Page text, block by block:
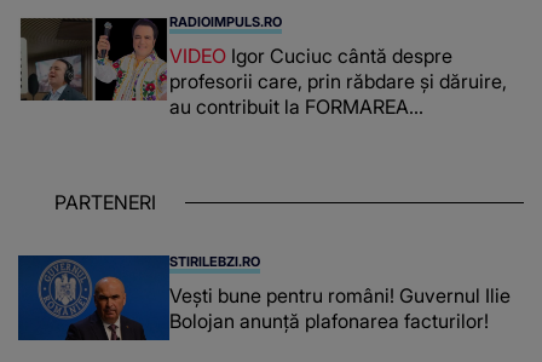
românca ucisă în Italia și ascunsă în
lada unui pat: " Îmi pare rău că nu am
reușit să fac mai mult pentru ea și..."
RADIOIMPULS.RO
VIDEO Igor Cuciuc cântă despre
profesorii care, prin răbdare și dăruire,
au contribuit la FORMAREA
chiar și după trecerea anilor: "De
PARTENERI
STIRILEBZI.RO
Vești bune pentru români! Guvernul Ilie
Bolojan anunță plafonarea facturilor!